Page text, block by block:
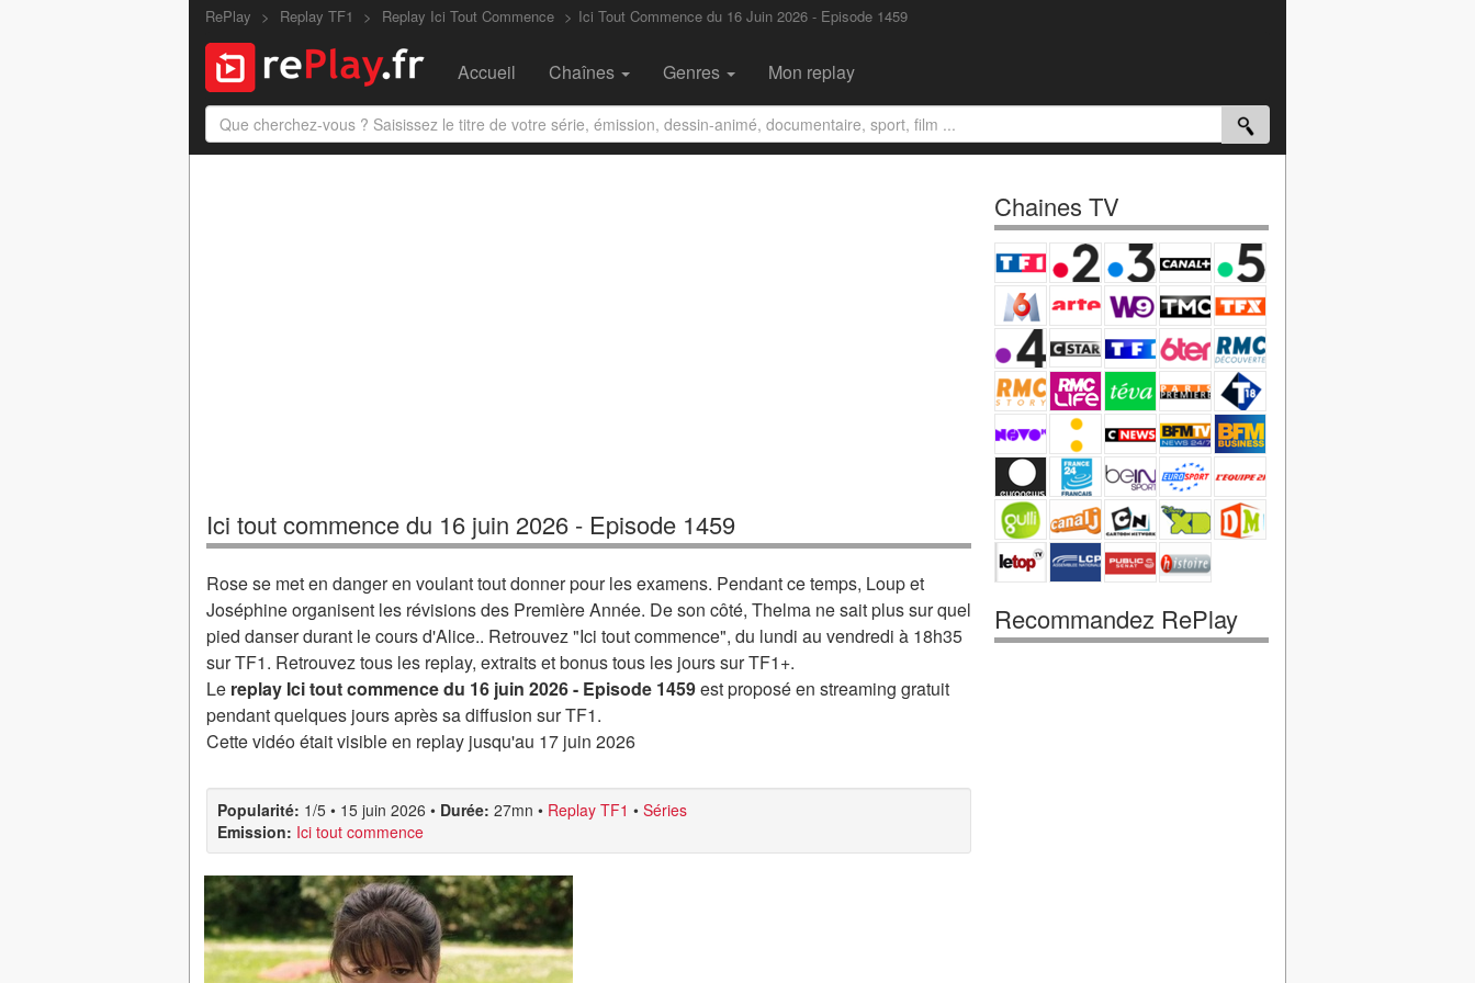
RePlay Replay TF1 Replay Ici Tout Commence Ici Tout Commence du 16 Juin 2026 - Episode 1459
Accueil Chaînes Genres Mon replay
Ici tout commence du 16 juin 2026 - Episode 1459
Rose se met en danger en voulant tout donner pour les examens. Pendant ce temps, Loup et
Joséphine organisent les révisions des Première Année. De son côté, Thelma ne sait plus sur quel
pied danser durant le cours d'Alice.. Retrouvez "Ici tout commence", du lundi au vendredi à 18h35
sur TF1. Retrouvez tous les replay, extraits et bonus tous les jours sur TF1+.
Le replay Ici tout commence du 16 juin 2026 - Episode 1459est proposé en streaming gratuit
pendant quelques jours après sa diffusion sur TF1.
Cette vidéo était visible en replay jusqu'au 17 juin 2026
Popularité: 1/5 • 15 juin 2026 • Durée: 27mn • Replay TF1 • Séries
Emission: Ici tout commence
Chaines TV
Recommandez RePlay